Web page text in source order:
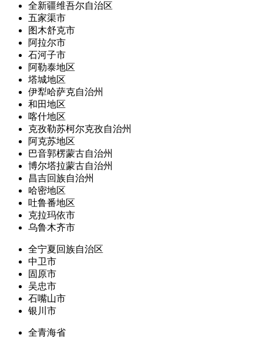
全新疆维吾尔自治区
五家渠市
图木舒克市
阿拉尔市
石河子市
阿勒泰地区
塔城地区
伊犁哈萨克自治州
和田地区
喀什地区
克孜勒苏柯尔克孜自治州
阿克苏地区
巴音郭楞蒙古自治州
博尔塔拉蒙古自治州
昌吉回族自治州
哈密地区
吐鲁番地区
克拉玛依市
乌鲁木齐市
全宁夏回族自治区
中卫市
固原市
吴忠市
石嘴山市
银川市
全青海省